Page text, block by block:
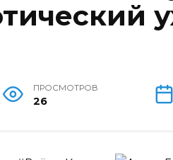
ПРОСМОТРОВ
26